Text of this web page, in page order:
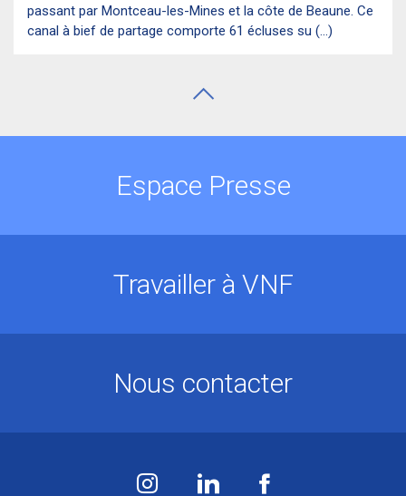
passant par Montceau-les-Mines et la côte de Beaune. Ce
canal à bief de partage comporte 61 écluses su (...)
Espace Presse
Travailler à VNF
Nous contacter